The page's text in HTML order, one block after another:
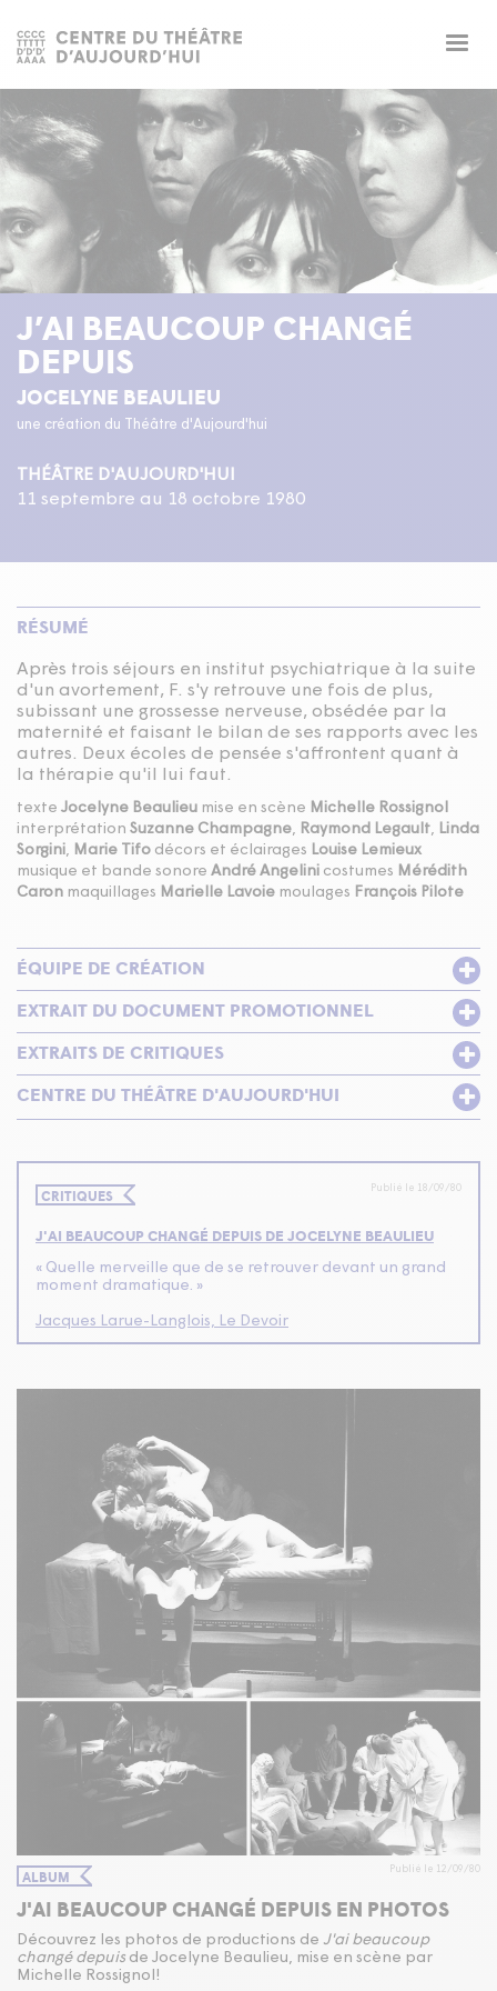
J’AI BEAUCOUP CHANGÉ
DEPUIS
JOCELYNE BEAULIEU
une création du Théâtre d'Aujourd'hui
THÉÂTRE D'AUJOURD'HUI
11 septembre au 18 octobre 1980
RÉSUMÉ
Après trois séjours en institut psychiatrique à la suite
d'un avortement, F. s'y retrouve une fois de plus,
subissant une grossesse nerveuse, obsédée par la
maternité et faisant le bilan de ses rapports avec les
autres. Deux écoles de pensée s'affrontent quant à
la thérapie qu'il lui faut.
texte Jocelyne Beaulieu mise en scène Michelle Rossignol
interprétation Suzanne Champagne, Raymond Legault, Linda
Sorgini, Marie Tifo décors et éclairages Louise Lemieux
musique et bande sonore André Angelini costumes Mérédith
Caron maquillages Marielle Lavoie moulages François Pilote
ÉQUIPE DE CRÉATION
EXTRAIT DU DOCUMENT PROMOTIONNEL
EXTRAITS DE CRITIQUES
CENTRE DU THÉÂTRE D'AUJOURD'HUI
CRITIQUES Publié le 18/09/80
J'AI BEAUCOUP CHANGÉ DEPUIS DE JOCELYNE BEAULIEU
« Quelle merveille que de se retrouver devant un grand
moment dramatique. »
Jacques Larue-Langlois, Le Devoir
ALBUM Publié le 12/09/80
J'AI BEAUCOUP CHANGÉ DEPUIS EN PHOTOS
Découvrez les photos de productions de J'ai beaucoup
changé depuis de Jocelyne Beaulieu, mise en scène par
Michelle Rossignol!